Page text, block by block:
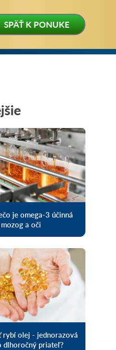
SPÄŤ K PONUKE
je omega-3 účinná
a oči
rybí olej - jednorazová
dlhoročný priateľ?